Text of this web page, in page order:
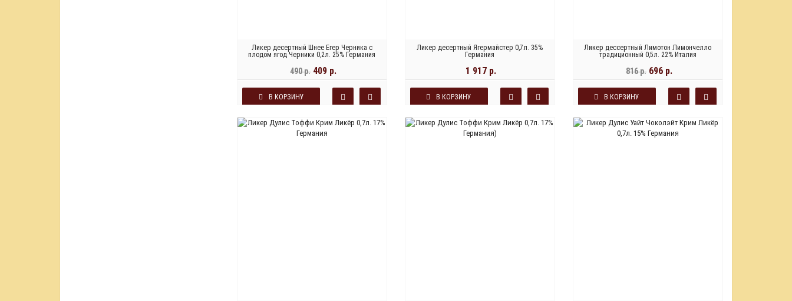
Ликер десертный Шнее Егер Черника с
плодом ягод Черники 0,2л. 25% Германия
490 р. 409 р.
В КОРЗИНУ
Ликер десертный Ягермайстер 0,7л. 35%
Германия
1 917 р.
В КОРЗИНУ
Ликер дессертный Лимотон Лимончелло
традиционный 0,5л. 22% Италия
816 р. 696 р.
В КОРЗИНУ